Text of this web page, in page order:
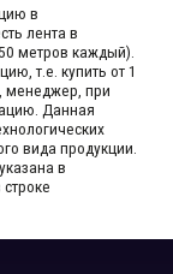
в
лента в
метров каждый).​
т.е. купить от 1
менеджер, при
Данная
вида продукции.​
в